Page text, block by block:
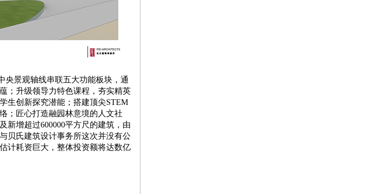
景观轴线串联五大功能板块，通
；升级领导力特色课程，夯实精英
生创新探究潜能；搭建顶尖STEM
；匠心打造融园林意境的人文社
新增超过600000平方尺的建筑，由
贝氏建筑设计事务所这次并没有公
计耗资巨大，整体投资额将达数亿